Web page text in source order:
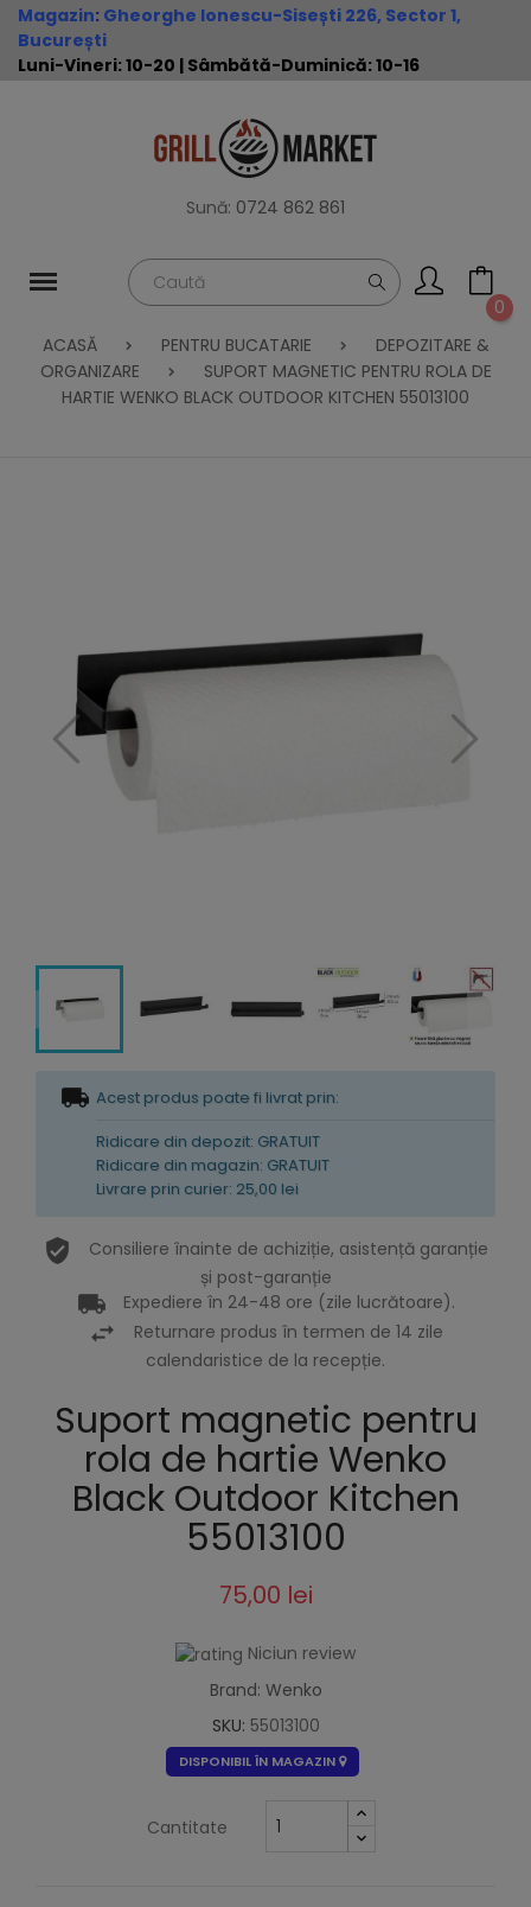
Magazin: Gheorghe Ionescu-Sisești 226, Sector 1,
București
Luni-Vineri: 10-20 | Sâmbătă-Duminică: 10-16
Sună: 0724 862 861
0
ACASĂ
PENTRU BUCATARIE
DEPOZITARE &
ORGANIZARE
SUPORT MAGNETIC PENTRU ROLA DE
HARTIE WENKO BLACK OUTDOOR KITCHEN 55013100
Acest produs poate fi livrat prin:
Ridicare din depozit: GRATUIT
Ridicare din magazin: GRATUIT
Livrare prin curier: 25,00 lei
Consiliere înainte de achiziție, asistență garanție
și post-garanție
Expediere în 24-48 ore (zile lucrătoare).
Returnare produs în termen de 14 zile
calendaristice de la recepție.
Suport magnetic pentru
rola de hartie Wenko
Black Outdoor Kitchen
55013100
75,00 lei
Niciun review
Brand: Wenko
SKU: 55013100
DISPONIBIL ÎN MAGAZIN
Cantitate